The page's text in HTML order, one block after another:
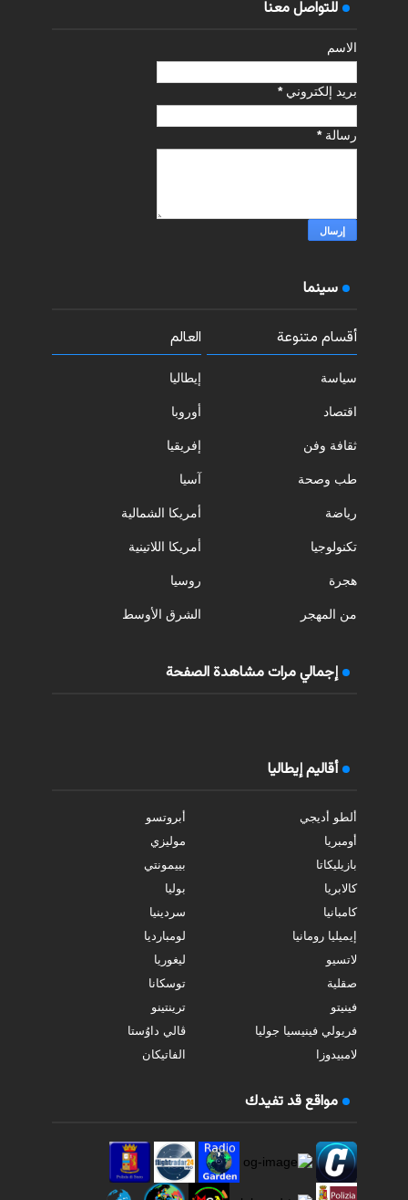
للتواصل معنا
الاسم
بريد إلكتروني*
رسالة*
سينما
أقسام متنوعة
سياسة
اقتصاد
ثقافة وفن
طب وصحة
رياضة
تكنولوجيا
هجرة
من المهجر
العالم
إيطاليا
أوروبا
إفريقيا
آسيا
أمريكا الشمالية
أمريكا اللاتينية
روسيا
الشرق الأوسط
إجمالي مرات مشاهدة الصفحة
أقاليم إيطاليا
ألطو أديجي
أبروتسو
أومبريا
موليزي
بازيليكاتا
بييمونتي
كالابريا
بوليا
كامبانيا
سردينيا
إيميليا رومانيا
لومبارديا
لاتسيو
ليغوريا
صقلية
توسكانا
فينيتو
ترينتينو
فريولي فينيسيا جوليا
ڤالي داوُستا
لامبيدوزا
الفاتيكان
مواقع قد تفيدك